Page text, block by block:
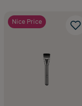
Nice Price